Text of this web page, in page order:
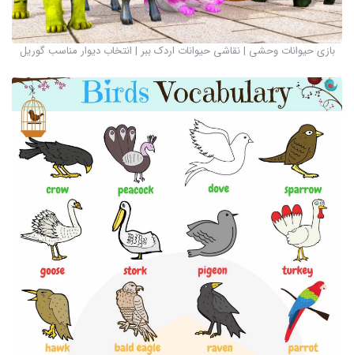
بازی حیوانات وحشی | نقاشی حیوانات اردک ببر | انتخاب دیوار مناسب گوریل